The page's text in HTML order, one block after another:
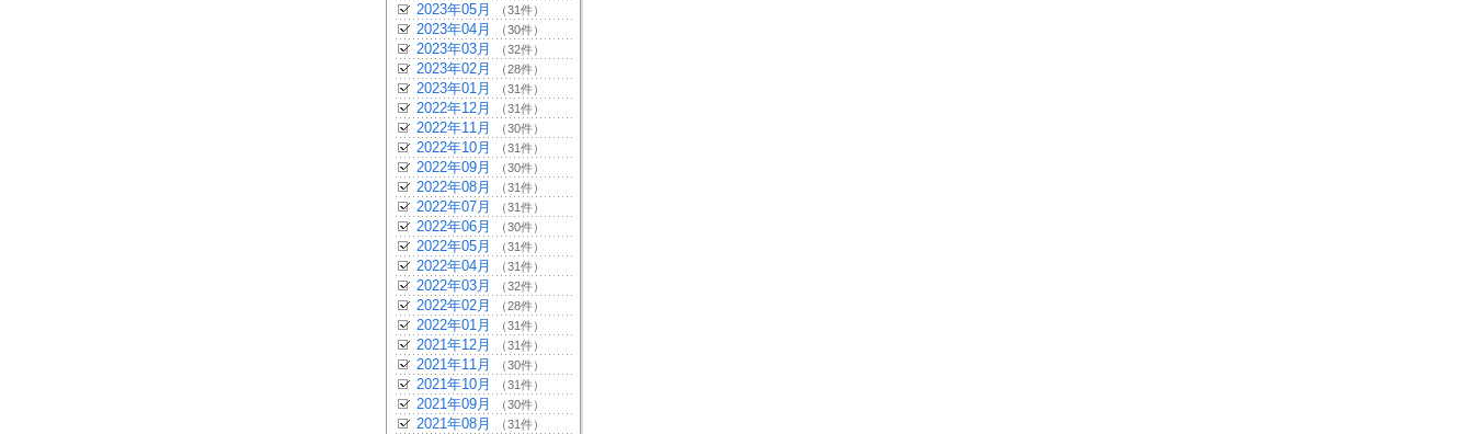
2023年05月 （31件）
2023年04月 （30件）
2023年03月 （32件）
2023年02月 （28件）
2023年01月 （31件）
2022年12月 （31件）
2022年11月 （30件）
2022年10月 （31件）
2022年09月 （30件）
2022年08月 （31件）
2022年07月 （31件）
2022年06月 （30件）
2022年05月 （31件）
2022年04月 （31件）
2022年03月 （32件）
2022年02月 （28件）
2022年01月 （31件）
2021年12月 （31件）
2021年11月 （30件）
2021年10月 （31件）
2021年09月 （30件）
2021年08月 （31件）